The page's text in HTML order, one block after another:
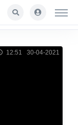
12:51 30-04-2021